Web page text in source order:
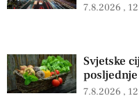
7.8.2026
Svjetske
7.8.2026